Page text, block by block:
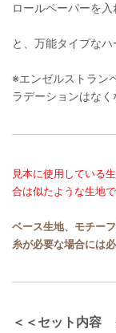
ロールペーパーを入
と、万能タイプなハ
※エンゼルストラン
ラデーションはなく
見本に使用している
合は似たような生地
ベース生地、モチー
糸が必要な場合には
＜＜セット内容